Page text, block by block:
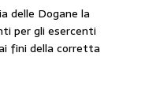
delle Dogane la
per gli esercenti
fini della corretta